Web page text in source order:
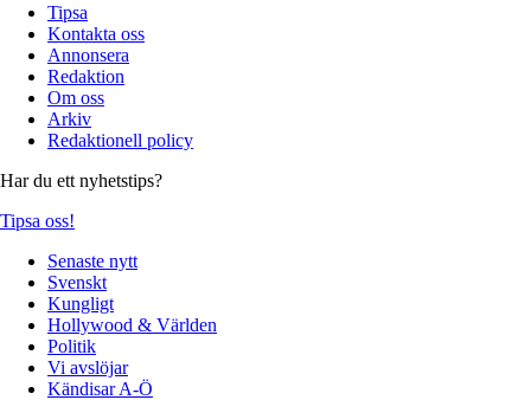
Tipsa
Kontakta oss
Annonsera
Redaktion
Om oss
Arkiv
Redaktionell policy
Har du ett nyhetstips?
Tipsa oss!
Senaste nytt
Svenskt
Kungligt
Hollywood & Världen
Politik
Vi avslöjar
Kändisar A-Ö